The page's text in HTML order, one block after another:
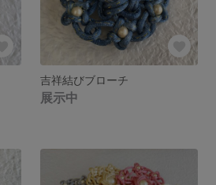
吉祥結びブローチ
展示中